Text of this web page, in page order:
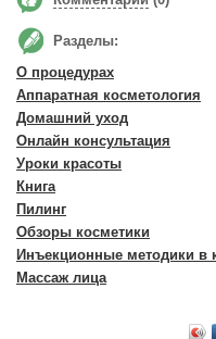
Разделы:
О процедурах
Аппаратная косметология
Домашний уход
Онлайн консультация
Уроки красоты
Книга
Пилинг
Обзоры косметики
Инъекционные методики в
Массаж лица